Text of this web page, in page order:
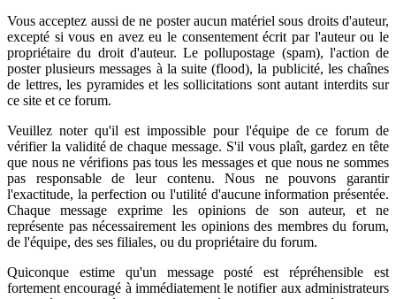
Vous acceptez aussi de ne poster aucun matériel sous droits d'auteur,
excepté si vous en avez eu le consentement écrit par l'auteur ou le
propriétaire du droit d'auteur. Le pollupostage (spam), l'action de
poster plusieurs messages à la suite (flood), la publicité, les chaînes
de lettres, les pyramides et les sollicitations sont autant interdits sur
ce site et ce forum.
Veuillez noter qu'il est impossible pour l'équipe de ce forum de
vérifier la validité de chaque message. S'il vous plaît, gardez en tête
que nous ne vérifions pas tous les messages et que nous ne sommes
pas responsable de leur contenu. Nous ne pouvons garantir
l'exactitude, la perfection ou l'utilité d'aucune information présentée.
Chaque message exprime les opinions de son auteur, et ne
représente pas nécessairement les opinions des membres du forum,
de l'équipe, des ses filiales, ou du propriétaire du forum.
Quiconque estime qu'un message posté est répréhensible est
fortement encouragé à immédiatement le notifier aux administrateurs